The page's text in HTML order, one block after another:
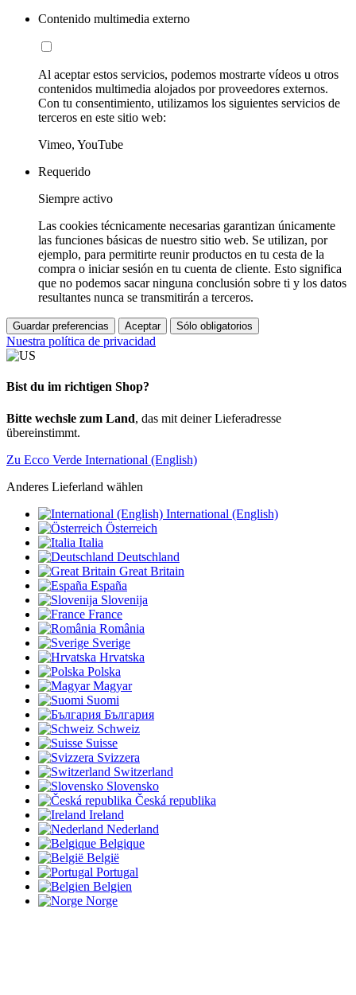
Contenido multimedia externo
Al aceptar estos servicios, podemos mostrarte vídeos u otros
contenidos multimedia alojados por proveedores externos.
Con tu consentimiento, utilizamos los siguientes servicios de
terceros en este sitio web:
Vimeo, YouTube
Requerido
Siempre activo
Las cookies técnicamente necesarias garantizan únicamente
las funciones básicas de nuestro sitio web. Se utilizan, por
ejemplo, para permitirte reunir productos en tu cesta de la
compra o iniciar sesión en tu cuenta de cliente. Esto significa
que no podemos sacar ninguna conclusión sobre ti y los datos
resultantes nunca se transmitirán a terceros.
Guardar preferencias Aceptar Sólo obligatorios
Nuestra política de privacidad
Bist du im richtigen Shop?
Bitte wechsle zum Land, das mit deiner Lieferadresse
übereinstimmt.
Zu Ecco Verde International (English)
Anderes Lieferland wählen
International (English)
Österreich
Italia
Deutschland
Great Britain
España
Slovenija
France
România
Sverige
Hrvatska
Polska
Magyar
Suomi
България
Schweiz
Suisse
Svizzera
Switzerland
Slovensko
Česká republika
Ireland
Nederland
Belgique
België
Portugal
Belgien
Norge